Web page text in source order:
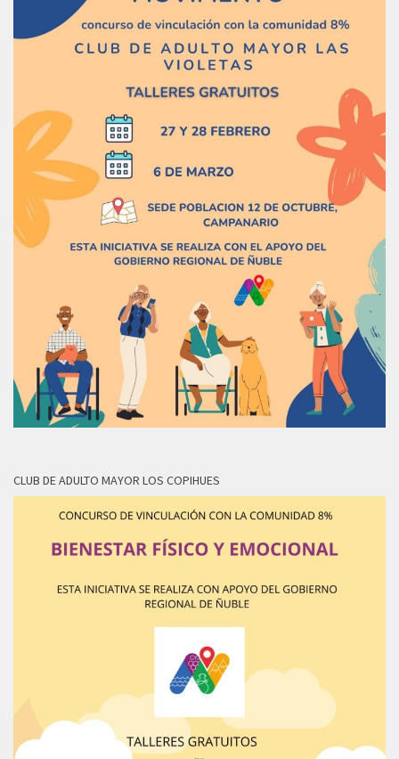
CLUB DE ADULTO MAYOR LOS COPIHUES